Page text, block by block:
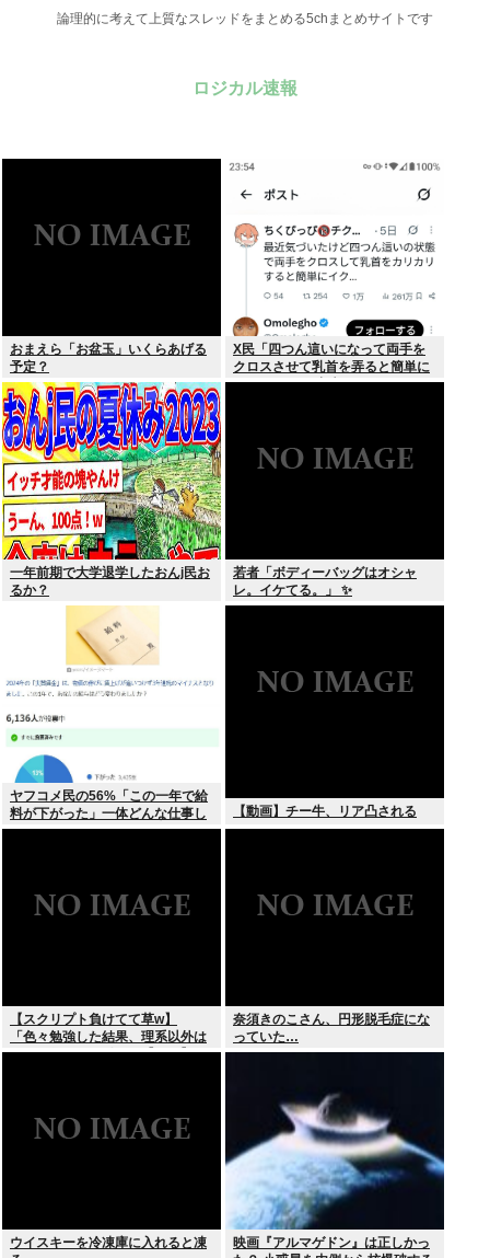
論理的に考えて上質なスレッドをまとめる5chまとめサイトです
ロジカル速報
おまえら「お盆玉」いくらあげる
予定？
X民「四つん這いになって両手を
クロスさせて乳首を弄ると簡単に
イケる」 これ出来ないヤツはゲイ
一年前期で大学退学したおんj民お
るか？
若者「ボディーバッグはオシャ
レ。イケてる。」 ✨
ヤフコメ民の56%「この一年で給
料が下がった」一体どんな仕事し
てんだよこいつら！？
【動画】チー牛、リア凸される
【スクリプト負けてて草w】
「色々勉強した結果、理系以外は
エラー品だと気付いた【ガチ】」
奈須きのこさん、円形脱毛症にな
っていた…
ウイスキーを冷凍庫に入れると凍
映画『アルマゲドン』は正しかっ